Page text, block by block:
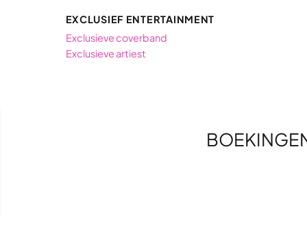
EXCLUSIEF ENTERTAINMENT
Exclusieve coverband
Exclusieve artiest